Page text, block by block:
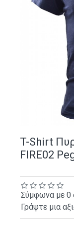
T-Shirt
FIRE02
Σύμφωνα με 0
Γράψτε μια